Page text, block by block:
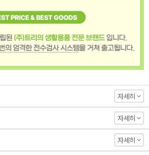
자세히
자세히
자세히